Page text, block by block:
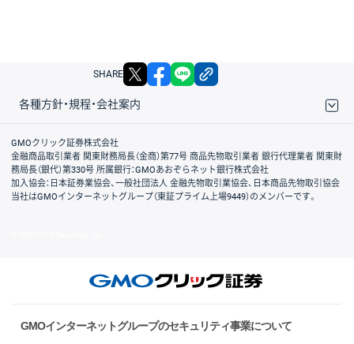
SHARE X facebook
各種方針・規程・会社案内
取引規程・約款
サイトマップ
その他のご案内
個人情報保護方針
最良執行方針
サイトのご利用について
ディスクレイマー
信託保全
リスク説明
会社案内
GMOクリック証券株式会社
金融商品取引業者 関東財務局長（金商）第77号 商品先物取引業者 銀行代理業者 関東財
務局長（銀代）第330号 所属銀行：GMOあおぞらネット銀行株式会社
加入協会：日本証券業協会、一般社団法人 金融先物取引業協会、日本商品先物取引協会
当社はGMOインターネットグループ（東証プライム上場9449）のメンバーです。
GMOインターネットグループのセキュリティ事業について